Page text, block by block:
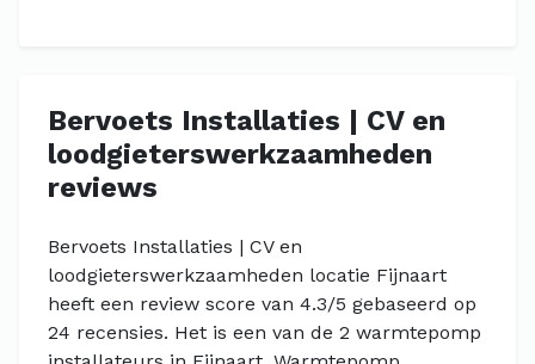
Bervoets Installaties | CV en
loodgieterswerkzaamheden‎
reviews
Bervoets Installaties | CV en
loodgieterswerkzaamheden‎ locatie Fijnaart
heeft een review score van 4.3/5 gebaseerd op
24 recensies. Het is een van de 2 warmtepomp